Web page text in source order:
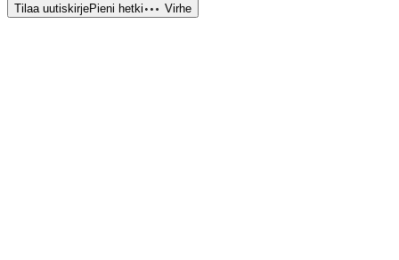
Tilaa uutiskirjePieni hetki Virhe